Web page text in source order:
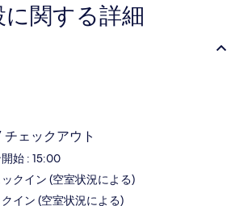
関する詳細
ェックアウト
始 : 15:00
クイン (空室状況による)
イン (空室状況による)